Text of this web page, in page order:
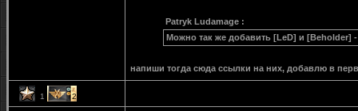
Patryk Ludamage :
Можно так же добавить [LeD] и [Beholder]
напиши тогда сюда ссылки на них, добавлю в
1 2